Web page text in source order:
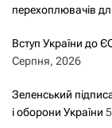
перехоплювачів
Вступ України до
Серпня, 2026
Зеленський
і оборони України